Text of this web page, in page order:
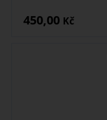
450,00 Kč